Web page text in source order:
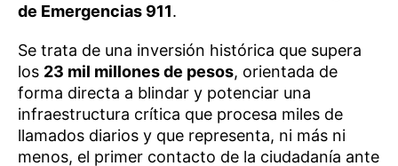
de Emergencias 911.
Se trata de una inversión histórica que supera
los 23 mil millones de pesos, orientada de
forma directa a blindar y potenciar una
infraestructura crítica que procesa miles de
llamados diarios y que representa, ni más ni
menos, el primer contacto de la ciudadanía ante